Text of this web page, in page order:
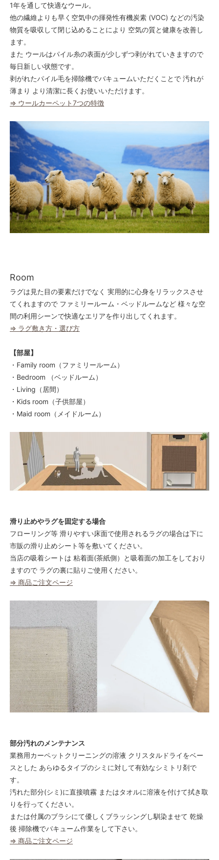
1年を通して快適なウール。
他の繊維よりも早く空気中の揮発性有機炭素 (VOC) などの汚染
物質を吸収して閉じ込めることにより 空気の質と健康を改善し
ます。
また ウールはパイル糸の表面が少しずつ剥がれていきますので
毎日新しい状態です。
剥がれたパイル毛を掃除機でバキュームいただくことで 汚れが
薄まり より清潔に長くお使いいただけます。
⇒ ウールカーペット7つの特徴
Room
ラグは見た目の要素だけでなく 実用的に心身をリラックスさせ
てくれますので ファミリールーム・ベッドルームなど 様々な空
間の利用シーンで快適なエリアを作り出してくれます。
⇒ ラグ敷き方・選び方
【部屋】
・Family room（ファミリールーム）
・Bedroom （ベッドルーム）
・Living（居間）
・Kids room（子供部屋）
・Maid room（メイドルーム）
滑り止めやラグを固定する場合
フローリング等 滑りやすい床面で使用されるラグの場合は下に
市販の滑り止めシート等を敷いてください。
当店の吸着シートは 粘着面(茶紙側）と吸着面の加工をしており
ますので ラグの裏に貼りご使用ください。
⇒ 商品ご注文ページ
部分汚れのメンテナンス
業務用カーペットクリーニングの溶液 クリスタルドライをベー
スとした あらゆるタイプのシミに対して有効なシミトリ剤で
す。
汚れた部分(シミ)に直接噴霧 またはタオルに溶液を付けて拭き取
りを行ってください。
または付属のブラシにて優しくブラッシングし馴染ませて 乾燥
後 掃除機でバキューム作業をして下さい。
⇒ 商品ご注文ページ